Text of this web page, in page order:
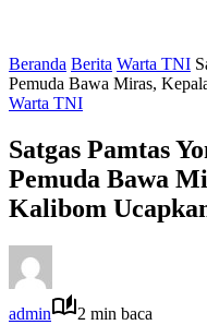
Beranda Berita Warta TNI
Pemuda Bawa Miras,
Warta TNI
Satgas Pamtas
Pemuda Bawa
Kalibom
admin
2 min baca